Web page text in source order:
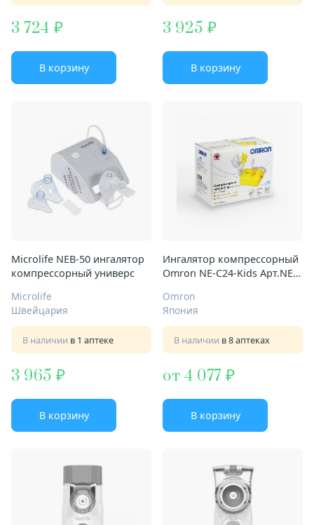
3 724
В корзину
3 925
В корзину
Microlife NEB-50 ингалятор
компрессорный универс
Microlife
Швейцария
В наличии в 1 аптеке
3 965
В корзину
Ингалятор компрессорный
Omron NE-C24-Kids Арт.NE-
Omron
Япония
В наличии в 8 аптеках
от 4 077
В корзину